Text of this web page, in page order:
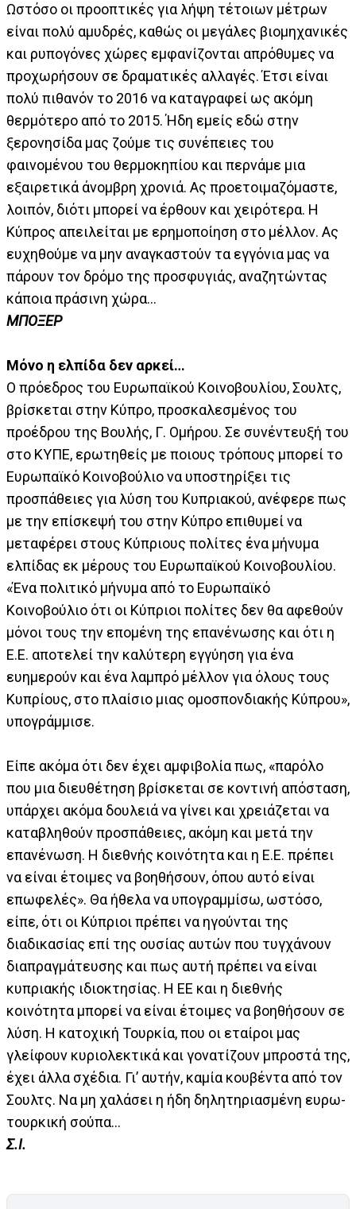
Ωστόσο οι προοπτικές για λήψη τέτοιων μέτρων
είναι πολύ αμυδρές, καθώς οι μεγάλες βιομηχανικές
και ρυπογόνες χώρες εμφανίζονται απρόθυμες να
προχωρήσουν σε δραματικές αλλαγές. Έτσι είναι
πολύ πιθανόν το 2016 να καταγραφεί ως ακόμη
θερμότερο από το 2015. Ήδη εμείς εδώ στην
ξερονησίδα μας ζούμε τις συνέπειες του
φαινομένου του θερμοκηπίου και περνάμε μια
εξαιρετικά άνομβρη χρονιά. Ας προετοιμαζόμαστε,
λοιπόν, διότι μπορεί να έρθουν και χειρότερα. Η
Κύπρος απειλείται με ερημοποίηση στο μέλλον. Ας
ευχηθούμε να μην αναγκαστούν τα εγγόνια μας να
πάρουν τον δρόμο της προσφυγιάς, αναζητώντας
κάποια πράσινη χώρα...
ΜΠΟΞΕΡ
Μόνο η ελπίδα δεν αρκεί…
Ο πρόεδρος του Ευρωπαϊκού Κοινοβουλίου, Σουλτς,
βρίσκεται στην Κύπρο, προσκαλεσμένος του
προέδρου της Βουλής, Γ. Ομήρου. Σε συνέντευξή του
στο ΚΥΠΕ, ερωτηθείς με ποιους τρόπους μπορεί το
Ευρωπαϊκό Κοινοβούλιο να υποστηρίξει τις
προσπάθειες για λύση του Κυπριακού, ανέφερε πως
με την επίσκεψή του στην Κύπρο επιθυμεί να
μεταφέρει στους Κύπριους πολίτες ένα μήνυμα
ελπίδας εκ μέρους του Ευρωπαϊκού Κοινοβουλίου.
«Ένα πολιτικό μήνυμα από το Ευρωπαϊκό
Κοινοβούλιο ότι οι Κύπριοι πολίτες δεν θα αφεθούν
μόνοι τους την επομένη της επανένωσης και ότι η
Ε.Ε. αποτελεί την καλύτερη εγγύηση για ένα
ευημερούν και ένα λαμπρό μέλλον για όλους τους
Κυπρίους, στο πλαίσιο μιας ομοσπονδιακής Κύπρου»,
υπογράμμισε.
Είπε ακόμα ότι δεν έχει αμφιβολία πως, «παρόλο
που μια διευθέτηση βρίσκεται σε κοντινή απόσταση,
υπάρχει ακόμα δουλειά να γίνει και χρειάζεται να
καταβληθούν προσπάθειες, ακόμη και μετά την
επανένωση. Η διεθνής κοινότητα και η Ε.Ε. πρέπει
να είναι έτοιμες να βοηθήσουν, όπου αυτό είναι
επωφελές». Θα ήθελα να υπογραμμίσω, ωστόσο,
είπε, ότι οι Κύπριοι πρέπει να ηγούνται της
διαδικασίας επί της ουσίας αυτών που τυγχάνουν
διαπραγμάτευσης και πως αυτή πρέπει να είναι
κυπριακής ιδιοκτησίας. Η ΕΕ και η διεθνής
κοινότητα μπορεί να είναι έτοιμες να βοηθήσουν σε
λύση. Η κατοχική Τουρκία, που οι εταίροι μας
γλείφουν κυριολεκτικά και γονατίζουν μπροστά της,
έχει άλλα σχέδια. Γι’ αυτήν, καμία κουβέντα από τον
Σουλτς. Να μη χαλάσει η ήδη δηλητηριασμένη ευρω-
τουρκική σούπα…
Σ.Ι.